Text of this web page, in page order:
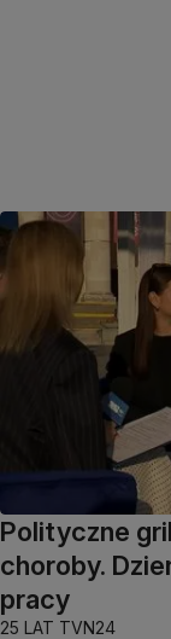
Polityczne
choroby.
pracy
25 LAT TVN24